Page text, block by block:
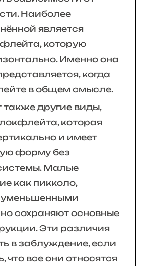
Наиболее
является
которую
Именно она
когда
в общем смысле.
другие виды,
которая
и имеет
форму без
Малые
как пикколо,
уменьшенными
сохраняют основные
Эти различия
в заблуждение, если
что все они относятся